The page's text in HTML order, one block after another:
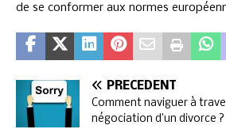
de se conformer aux normes
PRÉCÉDENT
Comment naviguer à
négociation d’un divorce ?